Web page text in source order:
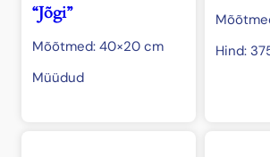
“Jõgi”
Mõõtmed: 40×20 cm
Müüdud
Hind: